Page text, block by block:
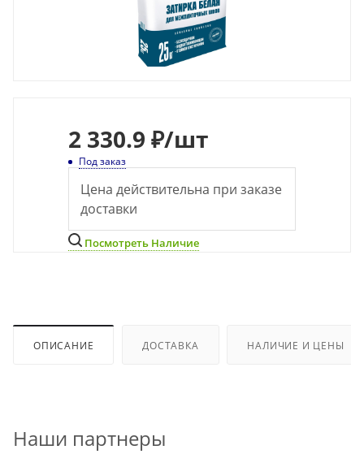
2 330.9 ₽/шт
Под заказ
Цена действительна при заказе
доставки
Посмотреть Наличие
ОПИСАНИЕ ДОСТАВКА НАЛИЧИЕ И ЦЕНЫ
Наши партнеры